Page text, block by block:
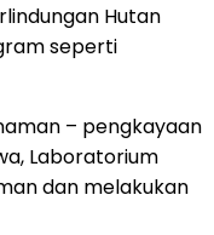
Hutan
seperti
– pengkayaan
Laboratorium
dan melakukan